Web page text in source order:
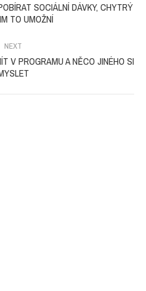
Previous
post:
SOCIÁLNÍ DÁVKY, CHYTRÝ
TO UMOŽNÍ
NEXT
Next
post:
V PROGRAMU A NĚCO JINÉHO SI